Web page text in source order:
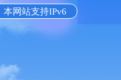
本网站支持IPv6